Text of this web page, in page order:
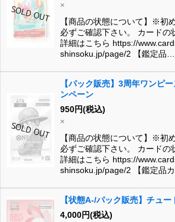
×
【商品の状態について】※初
必ずご確認下さい。 カードの
詳細はこちら https://
shinsoku.jp/page/2 【鑑定品…
【パック販売】3周年ワンピ
ンペーン
950円(税込)
×
【商品の状態について】※初
必ずご確認下さい。 カードの
詳細はこちら https://
shinsoku.jp/page/2 【鑑定品
【状態A-/パック販売】チュ
4,000円(税込)